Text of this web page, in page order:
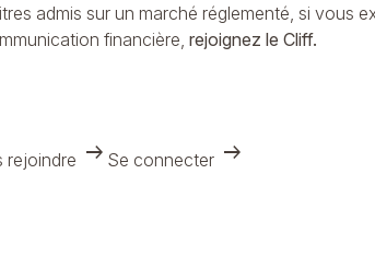
admis sur un marché réglementé, si vous
financière, rejoignez le Cliff.
rejoindre arrow_right_alt Se connecter arrow_right_alt